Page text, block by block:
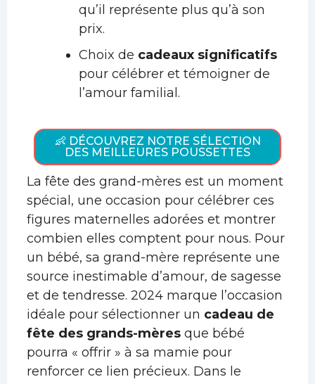
qu’il représente plus qu’à son
prix.
Choix de cadeaux significatifs
pour célébrer et témoigner de
l’amour familial.
👶 DÉCOUVREZ NOTRE SÉLECTION
DES MEILLEURES POUSSETTES
La fête des grand-mères est un moment
spécial, une occasion pour célébrer ces
figures maternelles adorées et montrer
combien elles comptent pour nous. Pour
un bébé, sa grand-mère représente une
source inestimable d’amour, de sagesse
et de tendresse. 2024 marque l’occasion
idéale pour sélectionner un cadeau de
fête des grands-mèresque bébé
pourra « offrir » à sa mamie pour
renforcer ce lien précieux. Dans le